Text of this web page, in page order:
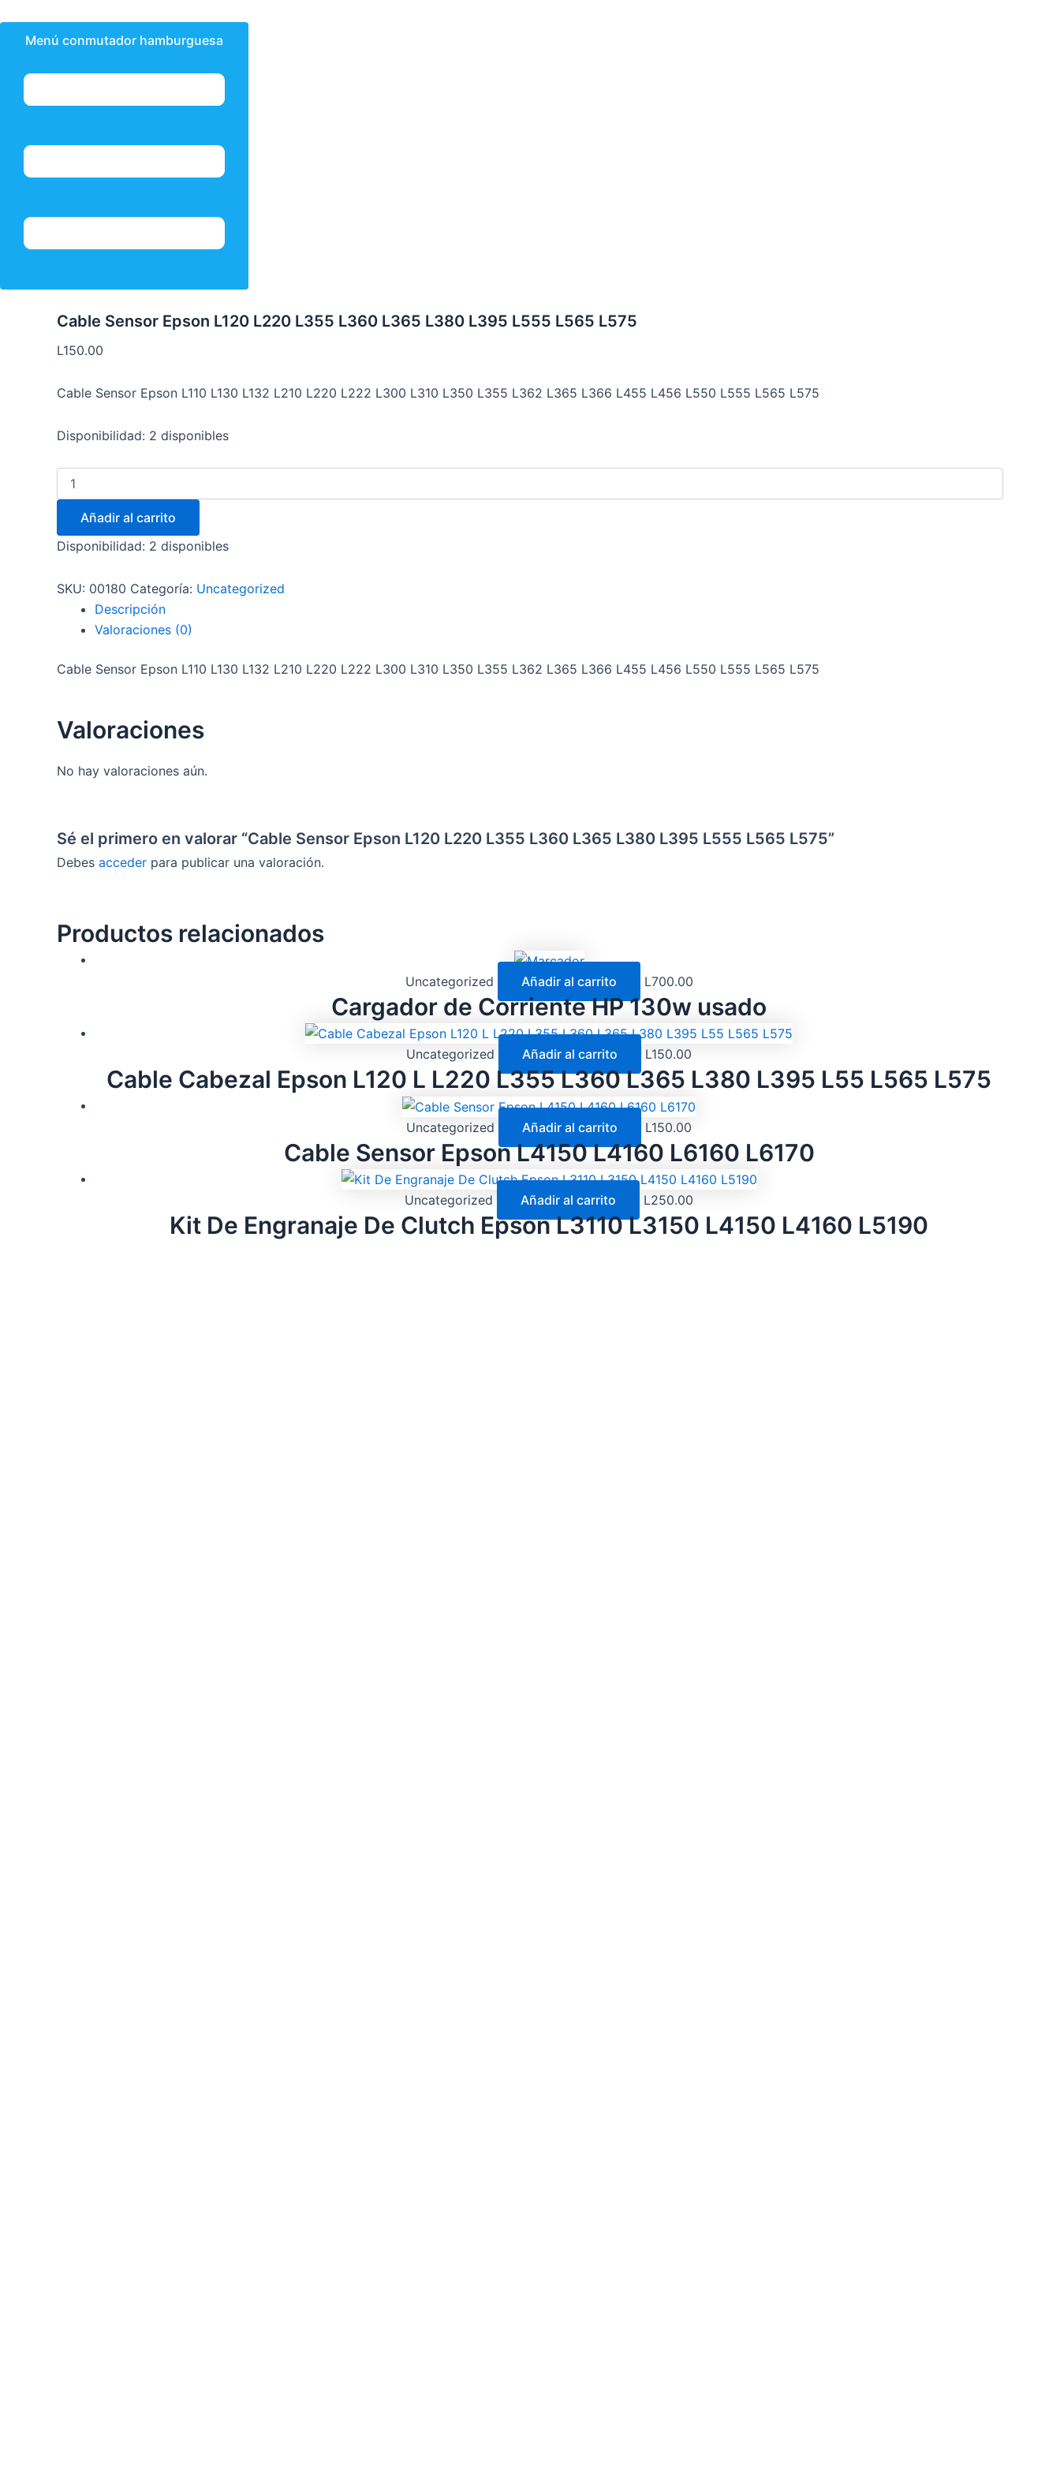
Menú conmutador hamburguesa
Cable Sensor Epson L120 L220 L355 L360 L365 L380 L395 L555 L565 L575
L150.00
Cable Sensor Epson L110 L130 L132 L210 L220 L222 L300 L310 L350 L355 L362 L365 L366 L455 L456 L550 L555 L565 L575
Disponibilidad: 2 disponibles
Añadir al carrito
Disponibilidad: 2 disponibles
SKU: 00180 Categoría: Uncategorized
Descripción
Valoraciones (0)
Cable Sensor Epson L110 L130 L132 L210 L220 L222 L300 L310 L350 L355 L362 L365 L366 L455 L456 L550 L555 L565 L575
Valoraciones
No hay valoraciones aún.
Sé el primero en valorar “Cable Sensor Epson L120 L220 L355 L360 L365 L380 L395 L555 L565 L575”
Debes acceder para publicar una valoración.
Productos relacionados
Uncategorized Añadir al carrito L700.00
Cargador de Corriente HP 130w usado
Uncategorized Añadir al carrito L150.00
Cable Cabezal Epson L120 L L220 L355 L360 L365 L380 L395 L55 L565 L575
Uncategorized Añadir al carrito L150.00
Cable Sensor Epson L4150 L4160 L6160 L6170
Uncategorized Añadir al carrito L250.00
Kit De Engranaje De Clutch Epson L3110 L3150 L4150 L4160 L5190